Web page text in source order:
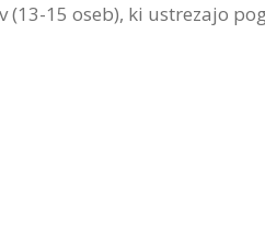
15 oseb), ki ustrezajo